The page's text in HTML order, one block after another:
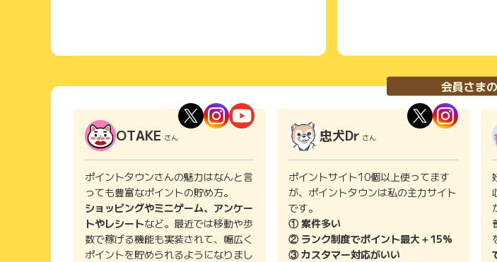
会員さま
OTAKE さん
ポイントタウンさんの魅力はなんと言
っても豊富なポイントの貯め方。
ショッピングやミニゲーム、アンケー
トやレシートなど。最近では移動や歩
数で稼げる機能も実装されて、幅広く
ポイントを貯められるようになりまし
忠犬Dr さん
ポイントサイト10個以上使ってます
が、ポイントタウンは私の主力サイト
です。
① 案件多い
② ランク制度でポイント最大＋15%
③ カスタマー対応がいい